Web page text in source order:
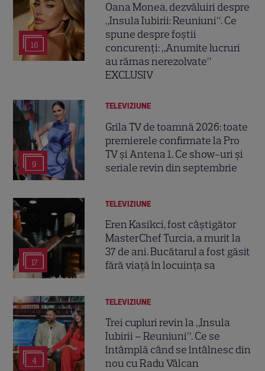
16
Oana Monea, dezvăluiri despre
„Insula Iubirii: Reuniuni”. Ce
spune despre foștii
concurenți: „Anumite lucruri
au rămas nerezolvate”
EXCLUSIV
9
TELEVIZIUNE
Grila TV de toamnă 2026: toate
premierele confirmate la Pro
TV și Antena 1. Ce show-uri și
seriale revin din septembrie
17
TELEVIZIUNE
Eren Kasikci, fost câștigător
MasterChef Turcia, a murit la
37 de ani. Bucătarul a fost găsit
fără viață în locuința sa
4
TELEVIZIUNE
Trei cupluri revin la „Insula
Iubirii – Reuniuni”. Ce se
întâmplă când se întâlnesc din
nou cu Radu Vâlcan